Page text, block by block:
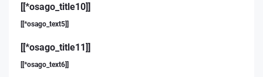
[[*osago_title10]]
[[*osago_text5]]
[[*osago_title11]]
[[*osago_text6]]